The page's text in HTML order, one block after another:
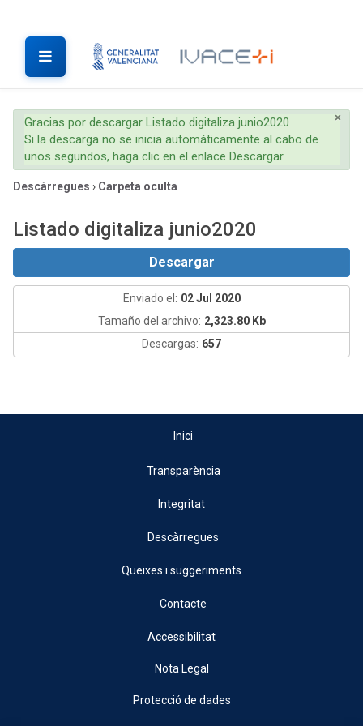
×
Gracias por descargar Listado digitaliza junio2020
Si la descarga no se inicia automáticamente al cabo de
unos segundos, haga clic en el enlace Descargar
Descàrregues › Carpeta oculta
Listado digitaliza junio2020
Descargar
Enviado el: 02 Jul 2020
Tamaño del archivo: 2,323.80 Kb
Descargas: 657
Inici
Transparència
Integritat
Descàrregues
Queixes i suggeriments
Contacte
Accessibilitat
Nota Legal
Protecció de dades